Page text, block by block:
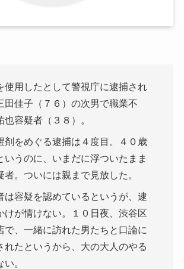
用したとして警視庁に逮捕され
田佳子（７６）の次男で職業不
也容疑者（３８）。
剤をめぐる逮捕は４度目。４０歳
いうのに、いまだに浮ついたまま
者。ついには親まで見放した。
は容疑を認めているというが、逮
けが情けない。１０日夜、渋谷区
で、一緒に訪れた男たちと口論に
れたというから、大の大人のやる
。